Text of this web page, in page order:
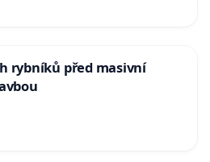
rybníků před masivní